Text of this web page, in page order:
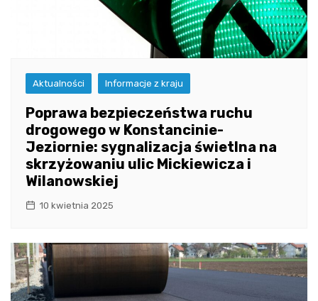
Aktualności Informacje z kraju
Poprawa bezpieczeństwa ruchu
drogowego w Konstancinie-
Jeziornie: sygnalizacja świetlna na
skrzyżowaniu ulic Mickiewicza i
Wilanowskiej
10 kwietnia 2025